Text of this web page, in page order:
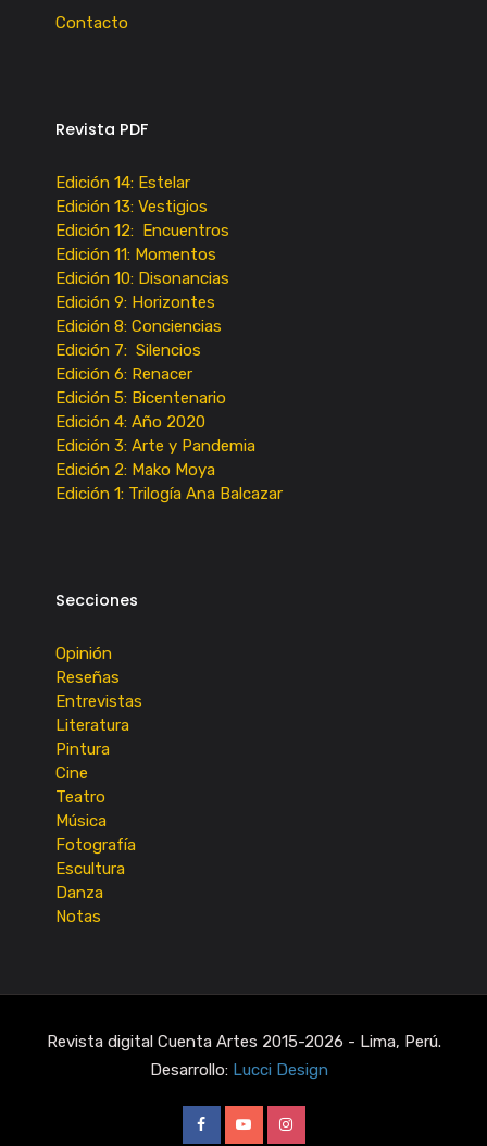
Contacto
Revista PDF
Edición 14: Estelar
Edición 13: Vestigios
Edición 12: Encuentros
Edición 11: Momentos
Edición 10: Disonancias
Edición 9: Horizontes
Edición 8: Conciencias
Edición 7: Silencios
Edición 6: Renacer
Edición 5: Bicentenario
Edición 4: Año 2020
Edición 3: Arte y Pandemia
Edición 2: Mako Moya
Edición 1: Trilogía Ana Balcazar
Secciones
Opinión
Reseñas
Entrevistas
Literatura
Pintura
Cine
Teatro
Música
Fotografía
Escultura
Danza
Notas
Revista digital Cuenta Artes 2015-2026 - Lima, Perú.
Desarrollo: Lucci Design